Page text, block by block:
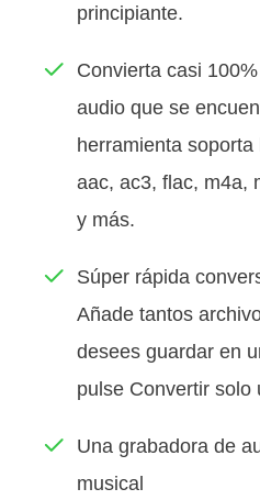
principiante.
Convierta casi
audio que se
herramienta
aac, ac3, flac, m4a,
y más.
Súper rápida
Añade tantos
desees guardar en
pulse Convertir solo
Una grabadora de
musical